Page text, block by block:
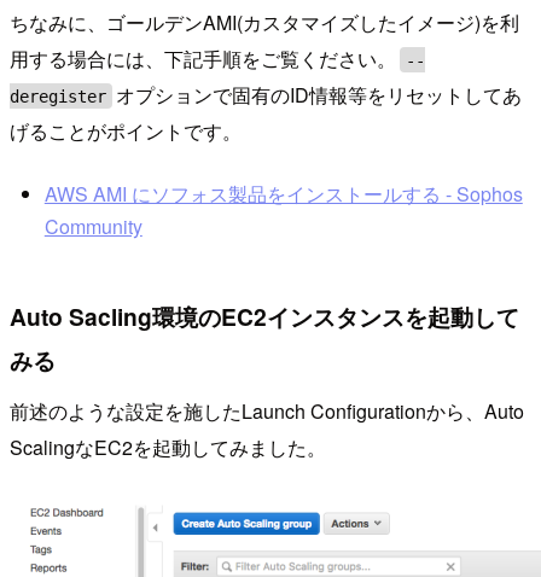
ちなみに、ゴールデンAMI(カスタマイズしたイメージ)を利
用する場合には、下記手順をご覧ください。
--
deregister オプションで固有のID情報等をリセットしてあ
げることがポイントです。
AWS AMI にソフォス製品をインストールする - Sophos
Community
Auto Sacling環境のEC2インスタンスを起動して
みる
前述のような設定を施したLaunch Configurationから、Auto
ScalingなEC2を起動してみました。